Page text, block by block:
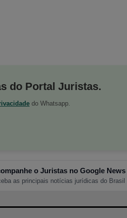
do Portal Juristas.
do Whatsapp.
o Juristas no Google News
as principais notícias jurídicas do Brasil